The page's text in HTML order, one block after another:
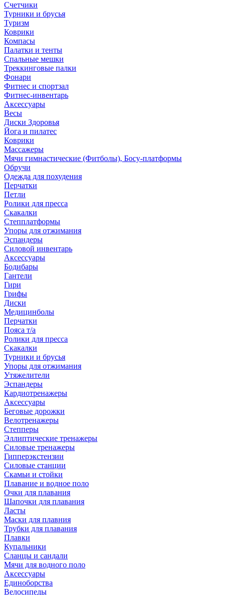
Счетчики
Турники и брусья
Туризм
Коврики
Компасы
Палатки и тенты
Спальные мешки
Треккинговые палки
Фонари
Фитнес и спортзал
Фитнес-инвентарь
Аксессуары
Весы
Диски Здоровья
Йога и пилатес
Коврики
Массажеры
Мячи гимнастические (Фитболы), Босу-платформы
Обручи
Одежда для похудения
Перчатки
Петли
Ролики для пресса
Скакалки
Степплатформы
Упоры для отжимания
Эспандеры
Силовой инвентарь
Аксессуары
Бодибары
Гантели
Гири
Грифы
Диски
Медицинболы
Перчатки
Пояса т/а
Ролики для пресса
Скакалки
Турники и брусья
Упоры для отжимания
Утяжелители
Эспандеры
Кардиотренажеры
Аксессуары
Беговые дорожки
Велотренажеры
Степперы
Эллиптические тренажеры
Силовые тренажеры
Гипперэкстензии
Силовые станции
Скамьи и стойки
Плавание и водное поло
Очки для плавания
Шапочки для плавания
Ласты
Маски для плавния
Трубки для плавания
Плавки
Купальники
Сланцы и сандали
Мячи для водного поло
Аксессуары
Единоборства
Велосипеды